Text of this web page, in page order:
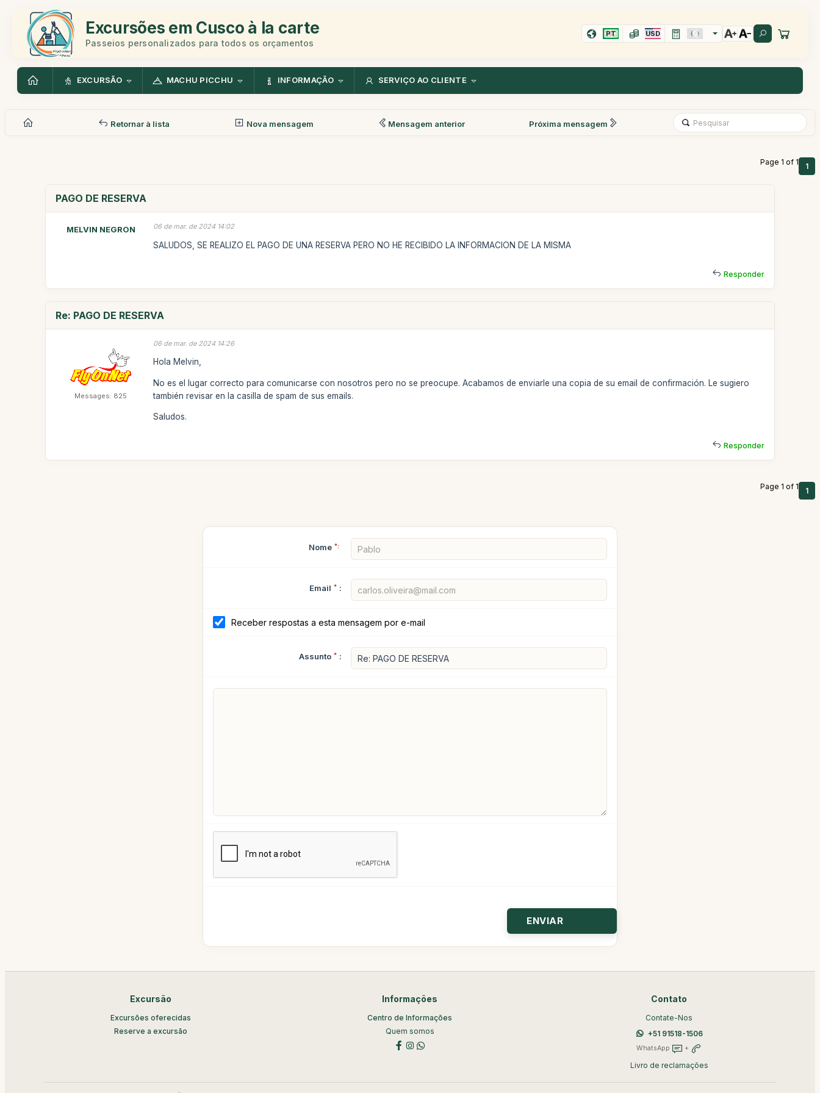
Excursões em Cusco à la carte
Passeios personalizados para todos os orçamentos
PT USD
EXCURSÃO MACHU PICCHU INFORMAÇÃO SERVIÇO AO CLIENTE
Retornar à lista Nova mensagem Mensagem anterior Próxima mensagem
Page 1 of 1 1
PAGO DE RESERVA
MELVIN NEGRON 06 de mar. de 2024 14:02
SALUDOS, SE REALIZO EL PAGO DE UNA RESERVA PERO NO HE RECIBIDO LA INFORMACION DE LA MISMA
Responder
Re: PAGO DE RESERVA
Messages: 825
06 de mar. de 2024 14:26
Hola Melvin,
No es el lugar correcto para comunicarse con nosotros pero no se preocupe. Acabamos de enviarle una copia de su email de confirmación. Le sugiero
también revisar en la casilla de spam de sus emails.
Saludos.
Responder
Page 1 of 1 1
Nome *:
Email * :
Receber respostas a esta mensagem por e-mail
Assunto * :
Excursão
Excursões oferecidas
Reserve a excursão
Informações
Centro de Informações
Quem somos
Contato
Contate-Nos
+51 91518-1506
WhatsApp +
Livro de reclamações